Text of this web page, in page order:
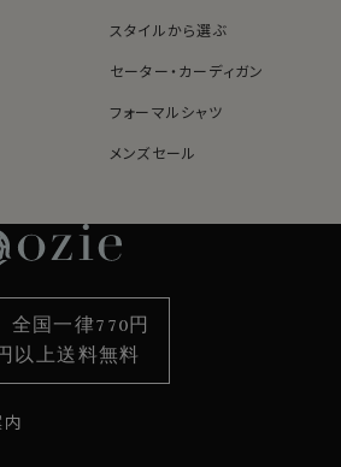
（レダ アクティブ）
ZQメリノウール（約
を使用した高品質なイタリア製ジ
触りで、弾力性と耐久性にも優れ
としっかりとしたニット生地
・安心感があります。
スタイルから選ぶ
セーター・カーディガン
フォーマルシャツ
メンズセール
袖・カフス型から選ぶ
柄から選ぶ
カジュアルシャツ
カフスボタン
サスペンダー
バッグ
ストール・マフラー
国一律770円
以上送料無料